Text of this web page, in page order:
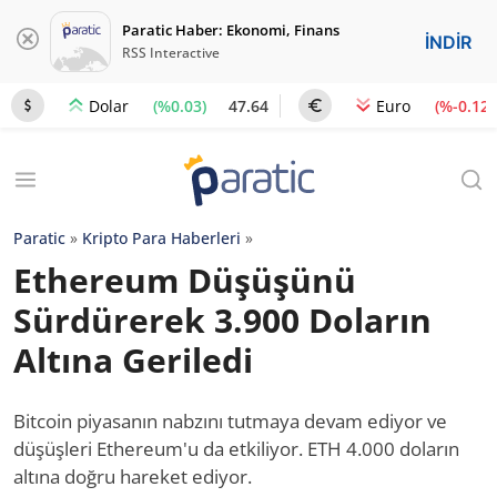
Paratic Haber: Ekonomi, Finans
RSS Interactive İNDİR
Dolar (%0.03) 47.64 Euro (%-0.12)
Paratic » Kripto Para Haberleri »
Ethereum Düşüşünü
Sürdürerek 3.900 Doların
Altına Geriledi
Bitcoin piyasanın nabzını tutmaya devam ediyor ve
düşüşleri Ethereum'u da etkiliyor. ETH 4.000 doların
altına doğru hareket ediyor.